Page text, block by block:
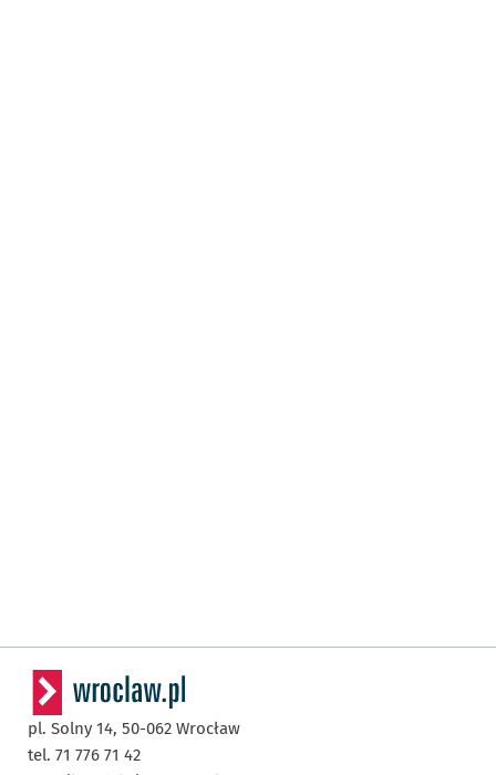
pl. Solny 14, 50-062 Wrocław
tel. 71 776 71 42